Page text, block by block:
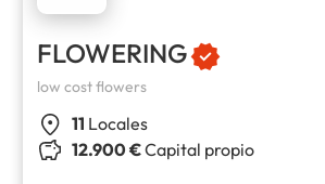
FLOWERING
low cost flowers
11 Locales
12.900 €Capital propio